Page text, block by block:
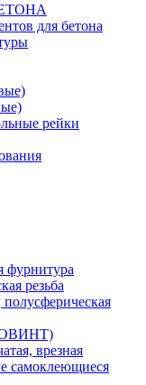
для бетона
рейки
фурнитура
резьба
врезная
самоклеющиеся